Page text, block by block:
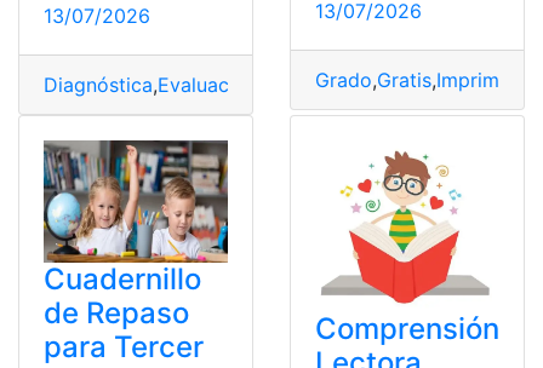
13/07/2026
Diagnóstica,Evaluación Grado,Gratis,Imprimir,PDF
13/07/2026
Grado,Gratis,Imprimir
Cuadernillo
de Repaso
para Tercer
Comprensión